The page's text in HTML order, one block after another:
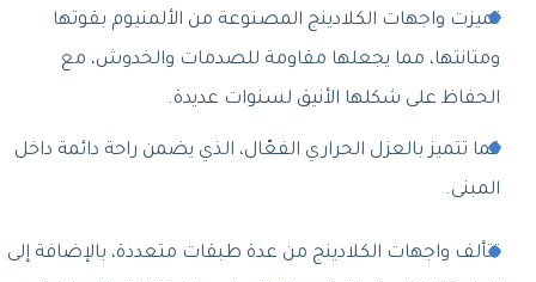
تميزت واجهات الكلادينج المصنوعة من الألمنيوم بقوتها
ومتانتها، مما يجعلها مقاومة للصدمات والخدوش، مع
الحفاظ على شكلها الأنيق لسنوات عديدة.
كما تتميز بالعزل الحراري الفعّال، الذي يضمن راحة دائمة داخل
المبنى.
تتألف واجهات الكلادينج من عدة طبقات متعددة، بالإضافة إلى